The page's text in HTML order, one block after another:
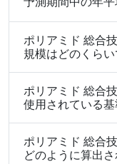
ポリアミド 総合
規模はどのくらい
ポリアミド 総合
使用されている
ポリアミド 総合
どのように算出